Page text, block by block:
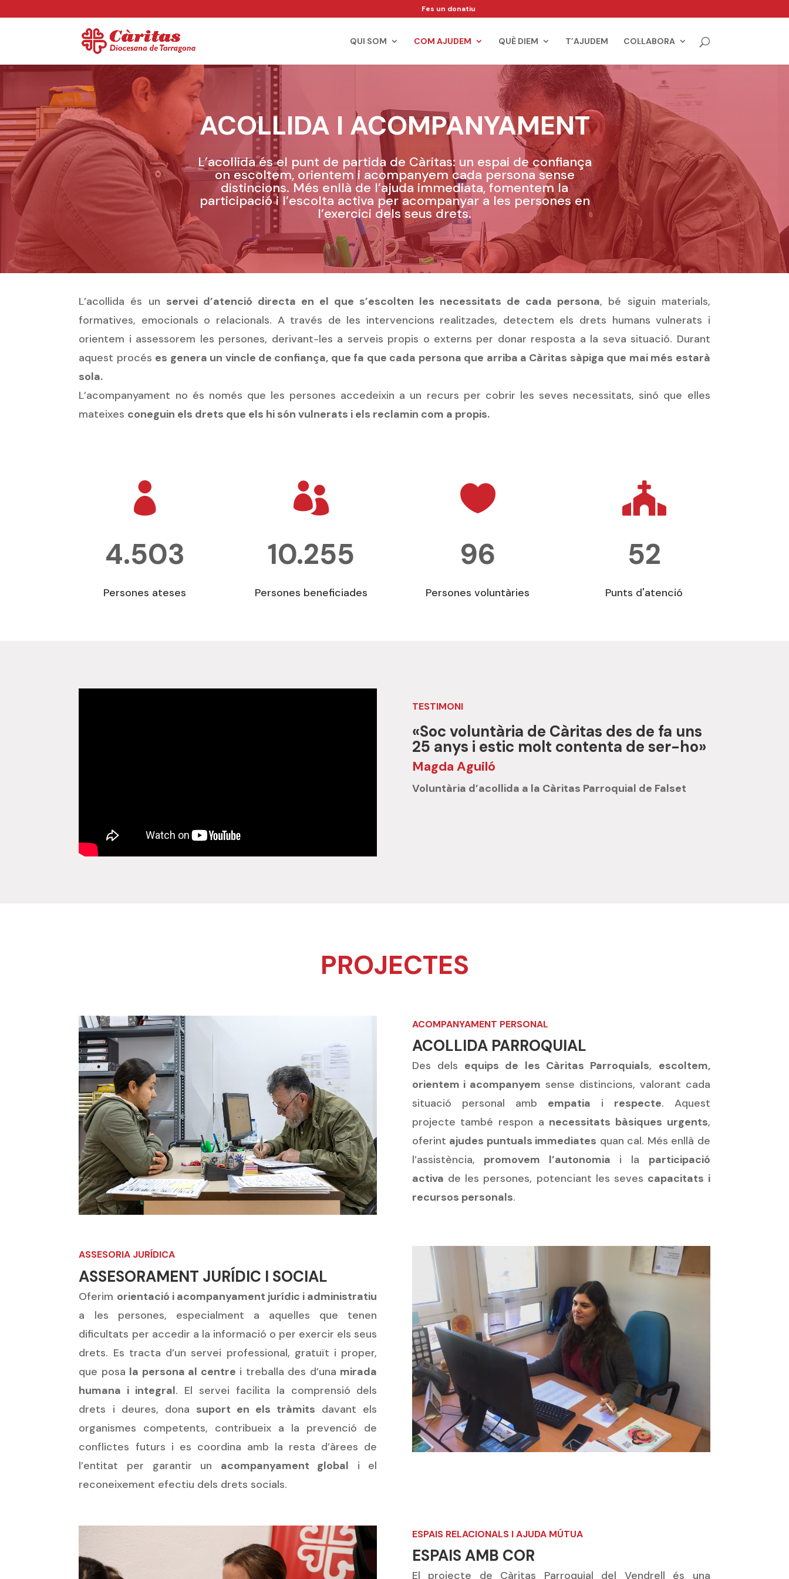
Fes un donatiu
QUI SOM COM AJUDEM QUÈ DIEM T’AJUDEM COL·LABORA
ACOLLIDA I ACOMPANYAMENT
L’acollida és el punt de partida de Càritas: un espai de confiança
on escoltem, orientem i acompanyem cada persona sense
distincions. Més enllà de l’ajuda immediata, fomentem la
participació i l’escolta activa per acompanyar a les persones en
l’exercici dels seus drets.
L’acollida és un servei d’atenció directa en el que s’escolten les necessitats de cada persona, bé siguin materials,
formatives, emocionals o relacionals. A través de les intervencions realitzades, detectem els drets humans vulnerats i
orientem i assessorem les persones, derivant-les a serveis propis o externs per donar resposta a la seva situació. Durant
aquest procés es genera un vincle de confiança, que fa que cada persona que arriba a Càritas sàpiga que mai més estarà
sola.
L’acompanyament no és només que les persones accedeixin a un recurs per cobrir les seves necessitats, sinó que elles
mateixes coneguin els drets que els hi són vulnerats i els reclamin com a propis.

4.503
Persones ateses

10.255
Persones beneficiades

96
Persones voluntàries
52
Punts d'atenció
TESTIMONI
«Soc voluntària de Càritas des de fa uns
25 anys i estic molt contenta de ser-ho»
Magda Aguiló
Voluntària d’acollida a la Càritas Parroquial de Falset
PROJECTES
ACOMPANYAMENT PERSONAL
ACOLLIDA PARROQUIAL
Des dels equips de les Càritas Parroquials, escoltem,
orientem i acompanyem sense distincions, valorant cada
situació personal amb empatia i respecte. Aquest
projecte també respon a necessitats bàsiques urgents,
oferint ajudes puntuals immediates quan cal. Més enllà de
l’assistència, promovem l’autonomia i la participació
activa de les persones, potenciant les seves capacitats i
recursos personals.
ASSESORIA JURÍDICA
ASSESORAMENT JURÍDIC I SOCIAL
Oferim orientació i acompanyament jurídic i administratiu
a les persones, especialment a aquelles que tenen
dificultats per accedir a la informació o per exercir els seus
drets. Es tracta d’un servei professional, gratuït i proper,
que posa la persona al centre i treballa des d’una mirada
humana i integral. El servei facilita la comprensió dels
drets i deures, dona suport en els tràmits davant els
organismes competents, contribueix a la prevenció de
conflictes futurs i es coordina amb la resta d’àrees de
l’entitat per garantir un acompanyament global i el
reconeixement efectiu dels drets socials.
ESPAIS RELACIONALS I AJUDA MÚTUA
ESPAIS AMB COR
El projecte de Càritas Parroquial del Vendrell és una